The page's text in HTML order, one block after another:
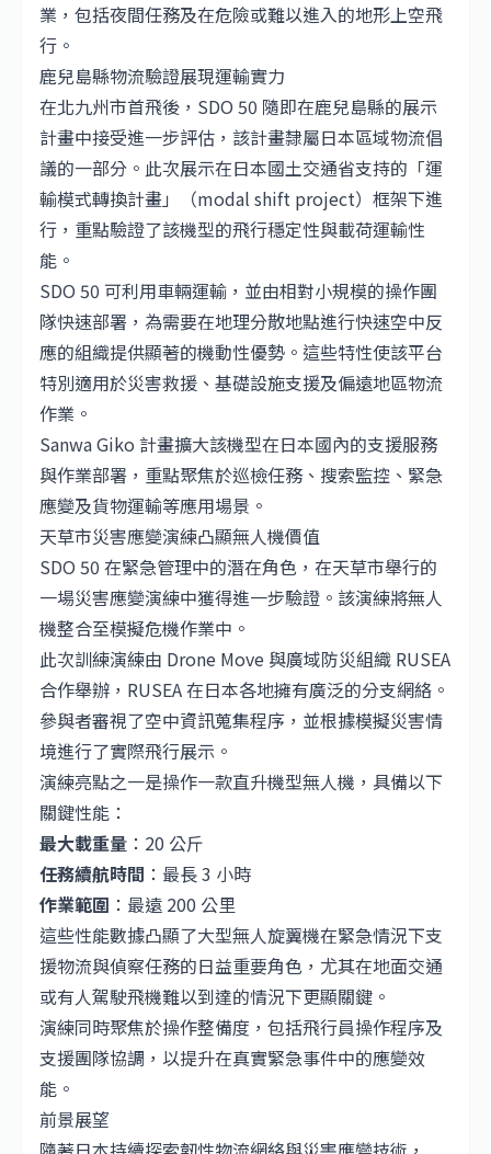
業，包括夜間任務及在危險或難以進入的地形上空飛
行。
鹿兒島縣物流驗證展現運輸實力
在北九州市首飛後，SDO 50 隨即在鹿兒島縣的展示
計畫中接受進一步評估，該計畫隸屬日本區域物流倡
議的一部分。此次展示在日本國土交通省支持的「運
輸模式轉換計畫」（modal shift project）框架下進
行，重點驗證了該機型的飛行穩定性與載荷運輸性
能。
SDO 50 可利用車輛運輸，並由相對小規模的操作團
隊快速部署，為需要在地理分散地點進行快速空中反
應的組織提供顯著的機動性優勢。這些特性使該平台
特別適用於災害救援、基礎設施支援及偏遠地區物流
作業。
Sanwa Giko 計畫擴大該機型在日本國內的支援服務
與作業部署，重點聚焦於巡檢任務、搜索監控、緊急
應變及貨物運輸等應用場景。
天草市災害應變演練凸顯無人機價值
SDO 50 在緊急管理中的潛在角色，在天草市舉行的
一場災害應變演練中獲得進一步驗證。該演練將無人
機整合至模擬危機作業中。
此次訓練演練由 Drone Move 與廣域防災組織 RUSEA
合作舉辦，RUSEA 在日本各地擁有廣泛的分支網絡。
參與者審視了空中資訊蒐集程序，並根據模擬災害情
境進行了實際飛行展示。
演練亮點之一是操作一款直升機型無人機，具備以下
關鍵性能：
最大載重量 ：20 公斤
任務續航時間 ：最長 3 小時
作業範圍 ：最遠 200 公里
這些性能數據凸顯了大型無人旋翼機在緊急情況下支
援物流與偵察任務的日益重要角色，尤其在地面交通
或有人駕駛飛機難以到達的情況下更顯關鍵。
演練同時聚焦於操作整備度，包括飛行員操作程序及
支援團隊協調，以提升在真實緊急事件中的應變效
能。
前景展望